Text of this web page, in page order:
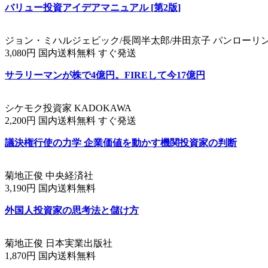
バリュー投資アイデアマニュアル [第2版]
ジョン・ミハルジェビック/長岡半太郎/井田京子 パンローリ
3,080円 国内送料無料 すぐ発送
サラリーマンが株で4億円。FIREして今17億円
シケモク投資家 KADOKAWA
2,200円 国内送料無料 すぐ発送
議決権行使の力学 企業価値を動かす機関投資家の判断
菊地正俊 中央経済社
3,190円 国内送料無料
外国人投資家の思考法と儲け方
菊地正俊 日本実業出版社
1,870円 国内送料無料